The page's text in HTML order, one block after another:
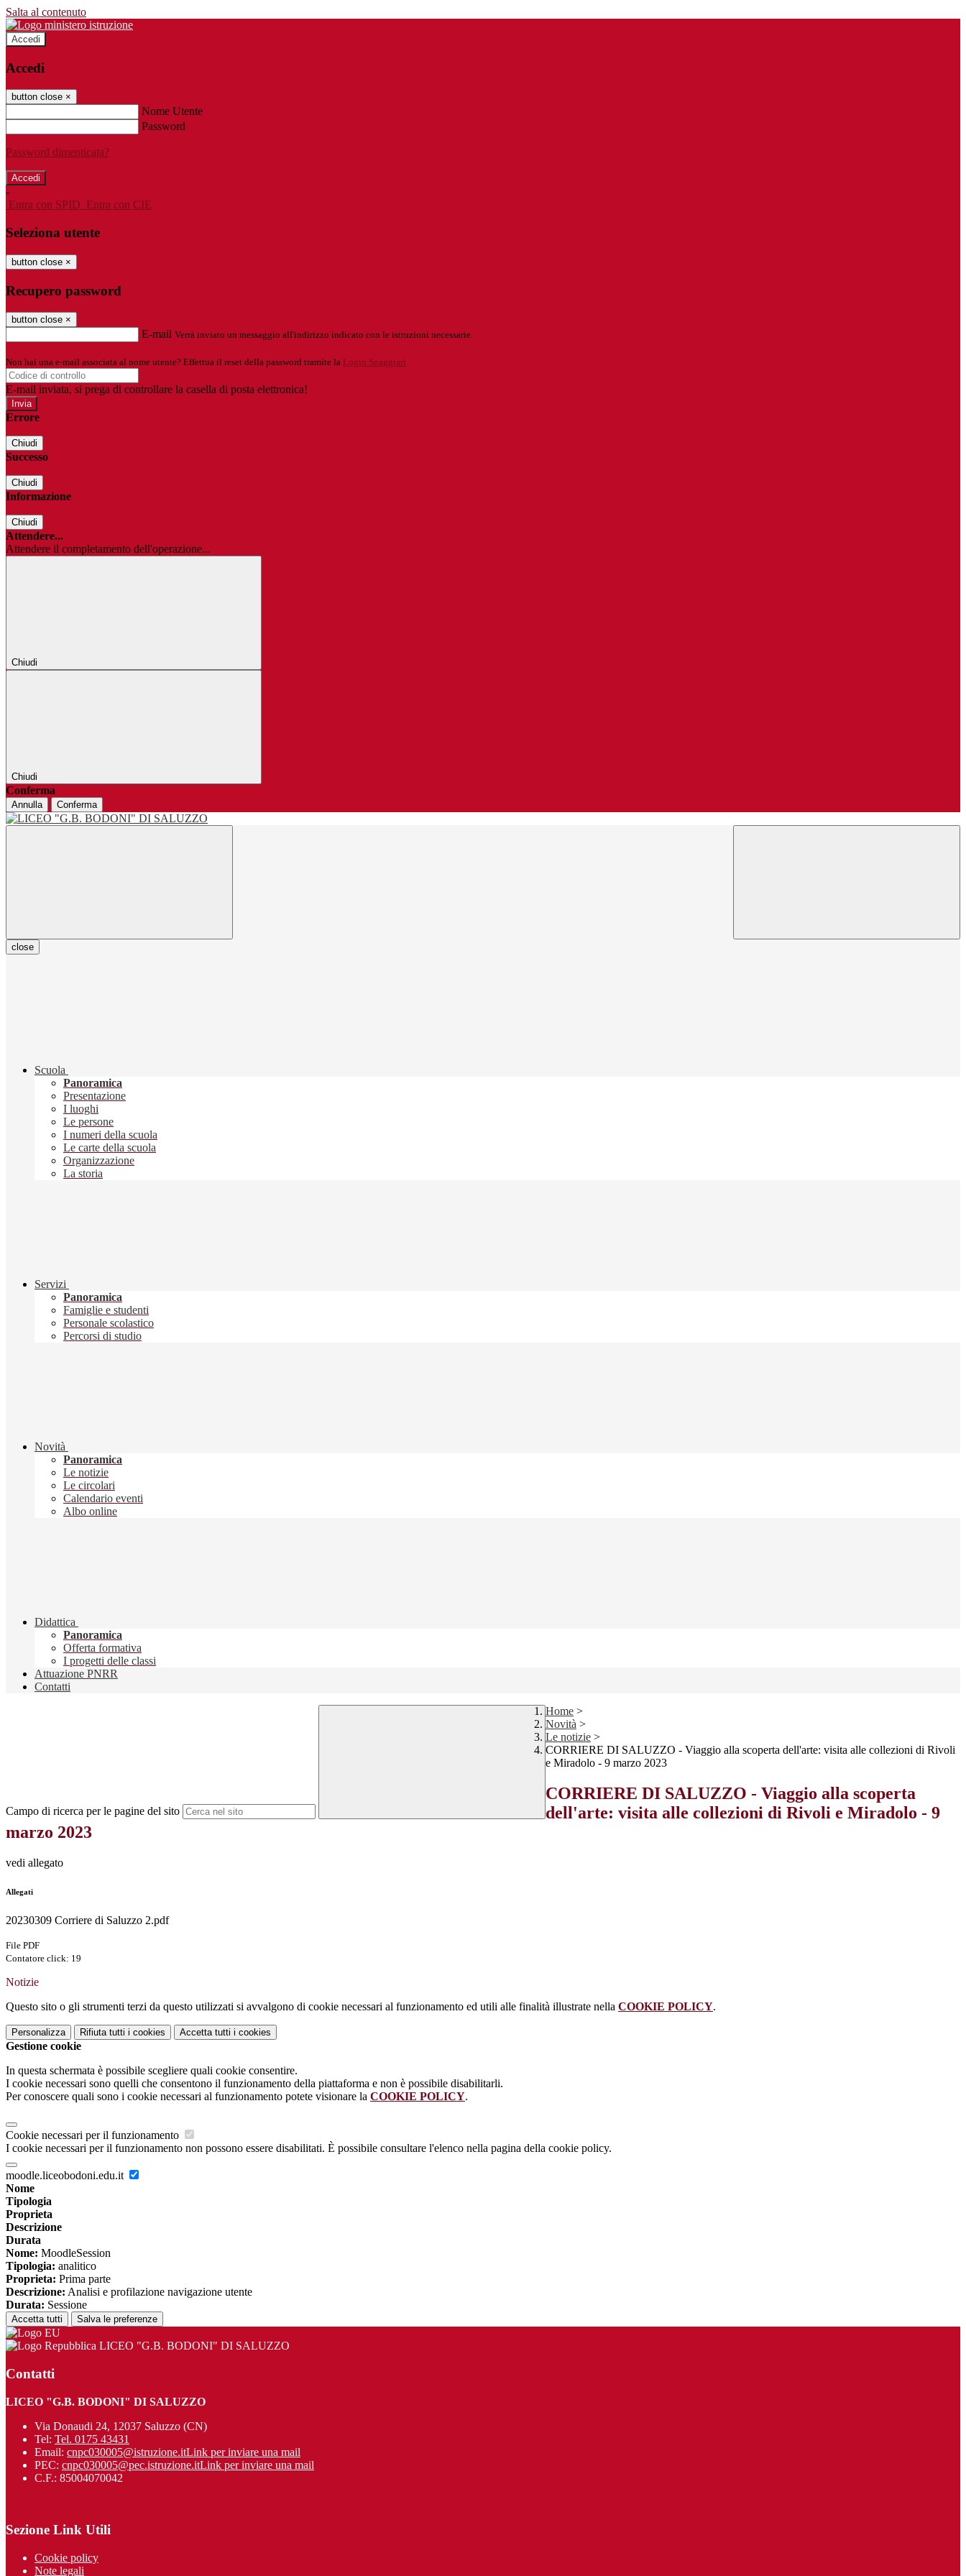
Salta al contenuto
Accedi
Accedi
button close ×
Nome Utente
Password
Password dimenticata?
-
Entra con SPID Entra con CIE
Seleziona utente
button close ×
Recupero password
button close ×
E-mail Verrà inviato un messaggio all'indirizzo indicato con le istruzioni necessarie.
Non hai una e-mail associata al nome utente? Effettua il reset della password tramite la Login Spaggiari
E-mail inviata, si prega di controllare la casella di posta elettronica!
Errore
Chiudi
Successo
Chiudi
Informazione
Chiudi
Attendere...
Attendere il completamento dell'operazione...
Chiudi
Chiudi
Conferma
Annulla Conferma
close
Scuola
Panoramica
Presentazione
I luoghi
Le persone
I numeri della scuola
Le carte della scuola
Organizzazione
La storia
Servizi
Panoramica
Famiglie e studenti
Personale scolastico
Percorsi di studio
Novità
Panoramica
Le notizie
Le circolari
Calendario eventi
Albo online
Didattica
Panoramica
Offerta formativa
I progetti delle classi
Attuazione PNRR
Contatti
Campo di ricerca per le pagine del sito
Home >
Novità >
Le notizie >
CORRIERE DI SALUZZO - Viaggio alla scoperta dell'arte: visita alle collezioni di Rivoli
e Miradolo - 9 marzo 2023
CORRIERE DI SALUZZO - Viaggio alla scoperta
dell'arte: visita alle collezioni di Rivoli e Miradolo - 9
marzo 2023
vedi allegato
Allegati
20230309 Corriere di Saluzzo 2.pdf
File PDF
Contatore click: 19
Notizie
Questo sito o gli strumenti terzi da questo utilizzati si avvalgono di cookie necessari al funzionamento ed utili alle finalità illustrate nella COOKIE POLICY.
Personalizza Rifiuta tutti i cookies Accetta tutti i cookies
Gestione cookie
In questa schermata è possibile scegliere quali cookie consentire.
I cookie necessari sono quelli che consentono il funzionamento della piattaforma e non è possibile disabilitarli.
Per conoscere quali sono i cookie necessari al funzionamento potete visionare la COOKIE POLICY.
Cookie necessari per il funzionamento
I cookie necessari per il funzionamento non possono essere disabilitati. È possibile consultare l'elenco nella pagina della cookie policy.
moodle.liceobodoni.edu.it
Nome
Tipologia
Proprieta
Descrizione
Durata
Nome: MoodleSession
Tipologia: analitico
Proprieta: Prima parte
Descrizione: Analisi e profilazione navigazione utente
Durata: Sessione
Accetta tutti Salva le preferenze
LICEO "G.B. BODONI" DI SALUZZO
Contatti
LICEO "G.B. BODONI" DI SALUZZO
Via Donaudi 24, 12037 Saluzzo (CN)
Tel: Tel. 0175 43431
Email: cnpc030005@istruzione.itLink per inviare una mail
PEC: cnpc030005@pec.istruzione.itLink per inviare una mail
C.F.: 85004070042
Sezione Link Utili
Cookie policy
Note legali